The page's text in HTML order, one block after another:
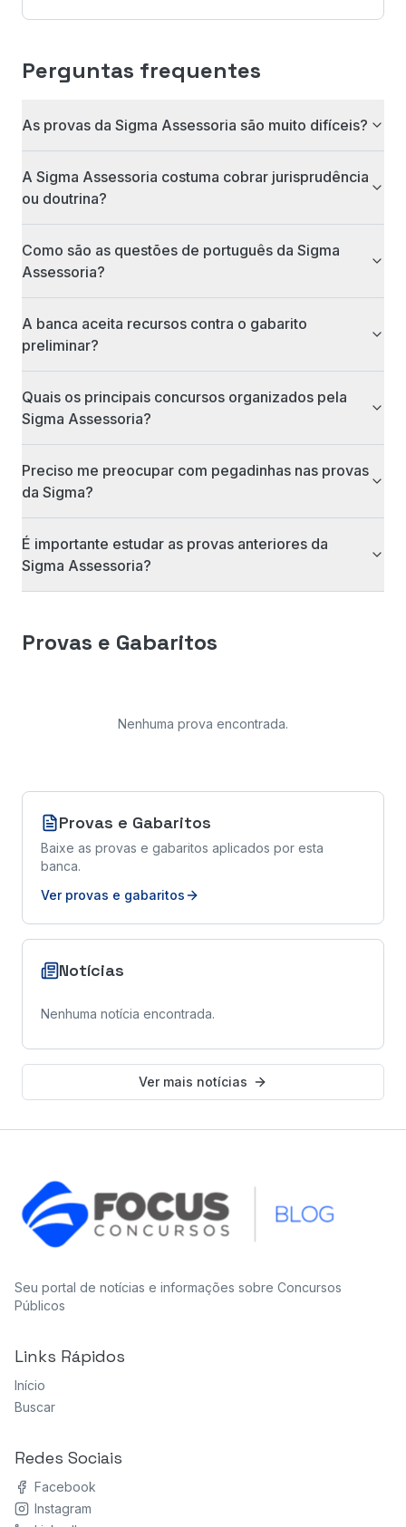
Perguntas frequentes
As provas da Sigma Assessoria são muito difíceis?
A Sigma Assessoria costuma cobrar jurisprudência
ou doutrina?
Como são as questões de português da Sigma
Assessoria?
A banca aceita recursos contra o gabarito
preliminar?
Quais os principais concursos organizados pela
Sigma Assessoria?
Preciso me preocupar com pegadinhas nas provas
da Sigma?
É importante estudar as provas anteriores da
Sigma Assessoria?
Provas e Gabaritos
Nenhuma prova encontrada.
Provas e Gabaritos
Baixe as provas e gabaritos aplicados por esta
banca.
Ver provas e gabaritos
Notícias
Nenhuma notícia encontrada.
Ver mais notícias
Seu portal de notícias e informações sobre Concursos
Públicos
Links Rápidos
Início
Buscar
Redes Sociais
Facebook
Instagram